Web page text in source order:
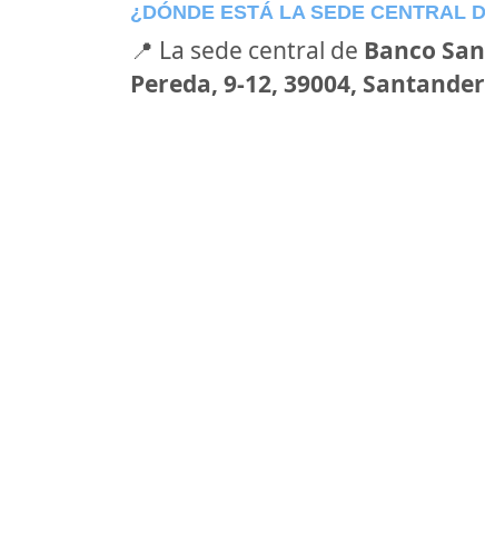
¿DÓNDE ESTÁ LA SEDE CENTRAL
📍 La sede central de Banco
Pereda, 9-12, 39004, Santander